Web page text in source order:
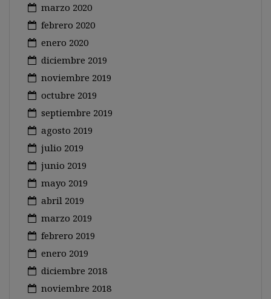
marzo 2020
febrero 2020
enero 2020
diciembre 2019
noviembre 2019
octubre 2019
septiembre 2019
agosto 2019
julio 2019
junio 2019
mayo 2019
abril 2019
marzo 2019
febrero 2019
enero 2019
diciembre 2018
noviembre 2018